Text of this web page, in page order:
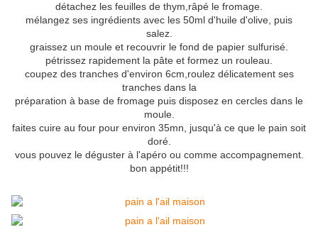
détachez les feuilles de thym,râpé le fromage.
mélangez ses ingrédients avec les 50ml d'huile d'olive, puis
salez.
graissez un moule et recouvrir le fond de papier sulfurisé.
pétrissez rapidement la pâte et formez un rouleau.
coupez des tranches d'environ 6cm,roulez délicatement ses
tranches dans la
préparation à base de fromage puis disposez en cercles dans le
moule.
faites cuire au four pour environ 35mn, jusqu'à ce que le pain soit
doré.
vous pouvez le déguster à l'apéro ou comme accompagnement.
bon appétit!!!